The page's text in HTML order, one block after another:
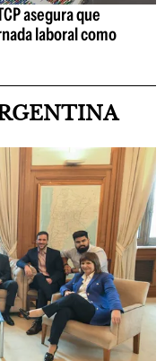
asegura que
laboral como